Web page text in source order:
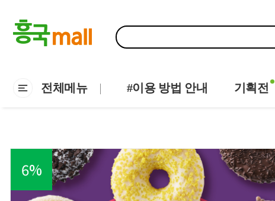
전체메뉴 #이용 방법 안내 기획전
6%